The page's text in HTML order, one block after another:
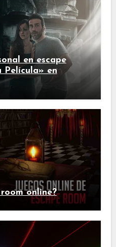
en escape
Película» en
online?